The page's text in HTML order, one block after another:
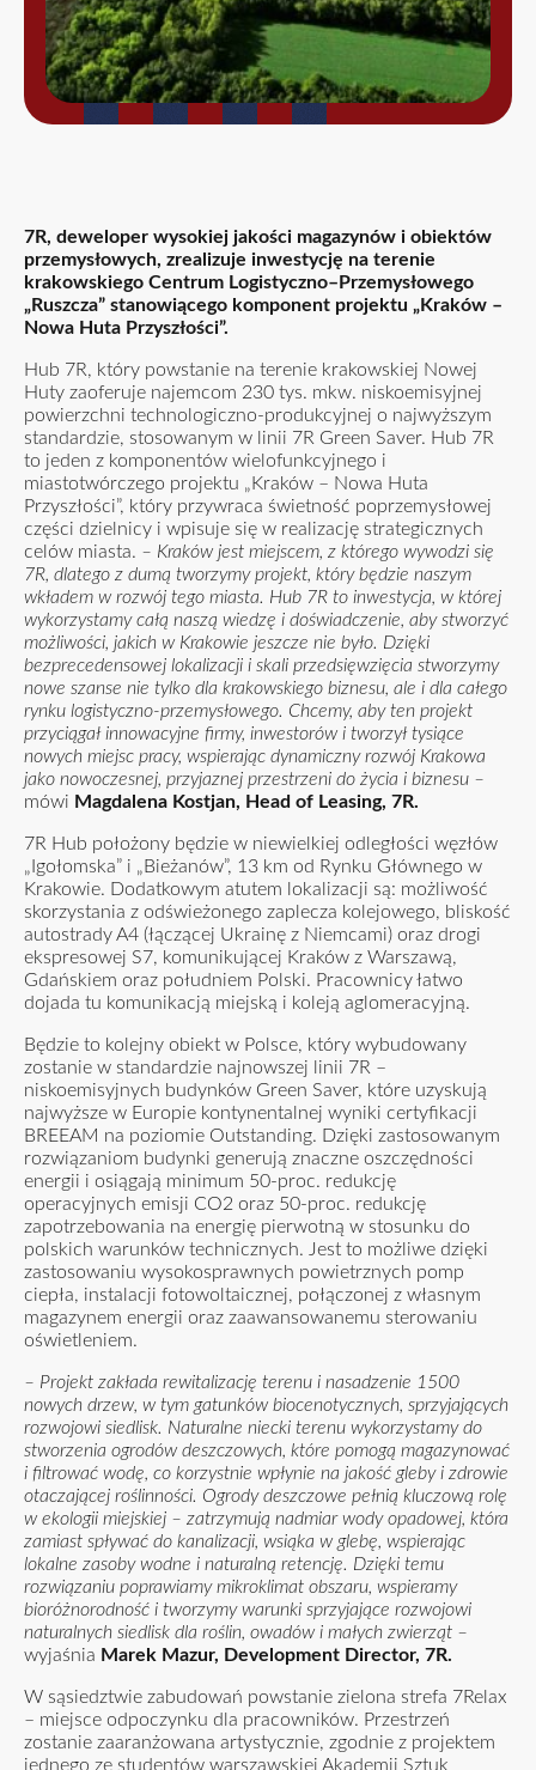
7R, deweloper wysokiej jakości magazynów i obiektów
przemysłowych, zrealizuje inwestycję na terenie
krakowskiego Centrum Logistyczno–Przemysłowego
„Ruszcza” stanowiącego komponent projektu „Kraków –
Nowa Huta Przyszłości”.
Hub 7R, który powstanie na terenie krakowskiej Nowej
Huty zaoferuje najemcom 230 tys. mkw. niskoemisyjnej
powierzchni technologiczno-produkcyjnej o najwyższym
standardzie, stosowanym w linii 7R Green Saver. Hub 7R
to jeden z komponentów wielofunkcyjnego i
miastotwórczego projektu „Kraków – Nowa Huta
Przyszłości”, który przywraca świetność poprzemysłowej
części dzielnicy i wpisuje się w realizację strategicznych
celów miasta. – Kraków jest miejscem, z którego wywodzi się
7R, dlatego z dumą tworzymy projekt, który będzie naszym
wkładem w rozwój tego miasta. Hub 7R to inwestycja, w której
wykorzystamy całą naszą wiedzę i doświadczenie, aby stworzyć
możliwości, jakich w Krakowie jeszcze nie było. Dzięki
bezprecedensowej lokalizacji i skali przedsięwzięcia stworzymy
nowe szanse nie tylko dla krakowskiego biznesu, ale i dla całego
rynku logistyczno-przemysłowego. Chcemy, aby ten projekt
przyciągał innowacyjne firmy, inwestorów i tworzył tysiące
nowych miejsc pracy, wspierając dynamiczny rozwój Krakowa
jako nowoczesnej, przyjaznej przestrzeni do życia i biznesu –
mówi Magdalena Kostjan, Head of Leasing, 7R.
7R Hub położony będzie w niewielkiej odległości węzłów
„Igołomska” i „Bieżanów”, 13 km od Rynku Głównego w
Krakowie. Dodatkowym atutem lokalizacji są: możliwość
skorzystania z odświeżonego zaplecza kolejowego, bliskość
autostrady A4 (łączącej Ukrainę z Niemcami) oraz drogi
ekspresowej S7, komunikującej Kraków z Warszawą,
Gdańskiem oraz południem Polski. Pracownicy łatwo
dojada tu komunikacją miejską i koleją aglomeracyjną.
Będzie to kolejny obiekt w Polsce, który wybudowany
zostanie w standardzie najnowszej linii 7R –
niskoemisyjnych budynków Green Saver, które uzyskują
najwyższe w Europie kontynentalnej wyniki certyfikacji
BREEAM na poziomie Outstanding. Dzięki zastosowanym
rozwiązaniom budynki generują znaczne oszczędności
energii i osiągają minimum 50-proc. redukcję
operacyjnych emisji CO2 oraz 50-proc. redukcję
zapotrzebowania na energię pierwotną w stosunku do
polskich warunków technicznych. Jest to możliwe dzięki
zastosowaniu wysokosprawnych powietrznych pomp
ciepła, instalacji fotowoltaicznej, połączonej z własnym
magazynem energii oraz zaawansowanemu sterowaniu
oświetleniem.
– Projekt zakłada rewitalizację terenu i nasadzenie 1500
nowych drzew, w tym gatunków biocenotycznych, sprzyjających
rozwojowi siedlisk. Naturalne niecki terenu wykorzystamy do
stworzenia ogrodów deszczowych, które pomogą magazynować
i filtrować wodę, co korzystnie wpłynie na jakość gleby i zdrowie
otaczającej roślinności. Ogrody deszczowe pełnią kluczową rolę
w ekologii miejskiej – zatrzymują nadmiar wody opadowej, która
zamiast spływać do kanalizacji, wsiąka w glebę, wspierając
lokalne zasoby wodne i naturalną retencję. Dzięki temu
rozwiązaniu poprawiamy mikroklimat obszaru, wspieramy
bioróżnorodność i tworzymy warunki sprzyjające rozwojowi
naturalnych siedlisk dla roślin, owadów i małych zwierząt –
wyjaśnia Marek Mazur, Development Director, 7R.
W sąsiedztwie zabudowań powstanie zielona strefa 7Relax
– miejsce odpoczynku dla pracowników. Przestrzeń
zostanie zaaranżowana artystycznie, zgodnie z projektem
jednego ze studentów warszawskiej Akademii Sztuk